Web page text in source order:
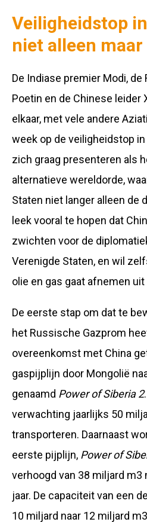
Veiligheidstop
niet alleen
De Indiase premier Modi,
Poetin en de Chinese leider
elkaar, met vele andere
week op de veiligheidstop in
zich graag presenteren als
alternatieve wereldorde,
Staten niet langer alleen de
leek vooral te hopen dat
zwichten voor de
Verenigde Staten, en wil
olie en gas gaat afnemen uit
De eerste stap om dat te
het Russische Gazprom
overeenkomst met China
gaspijplijn door Mongolië
genaamd Power of Siberia 2
verwachting jaarlijks 50
transporteren. Daarnaast
eerste pijplijn, Power of
verhoogd van 38 miljard m3
jaar. De capaciteit van een
10 miljard naar 12 miljard